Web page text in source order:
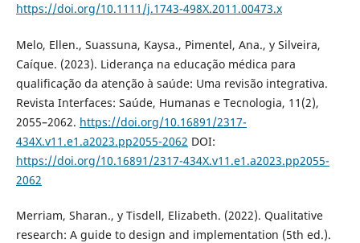
https://doi.org/10.1111/j.1743-498X.2011.00473.x
Melo, Ellen., Suassuna, Kaysa., Pimentel, Ana., y Silveira,
Caíque. (2023). Liderança na educação médica para
qualificação da atenção à saúde: Uma revisão integrativa.
Revista Interfaces: Saúde, Humanas e Tecnologia, 11(2),
2055–2062. https://doi.org/10.16891/2317-
434X.v11.e1.a2023.pp2055-2062 DOI:
https://doi.org/10.16891/2317-434X.v11.e1.a2023.pp2055-
2062
Merriam, Sharan., y Tisdell, Elizabeth. (2022). Qualitative
research: A guide to design and implementation (5th ed.).